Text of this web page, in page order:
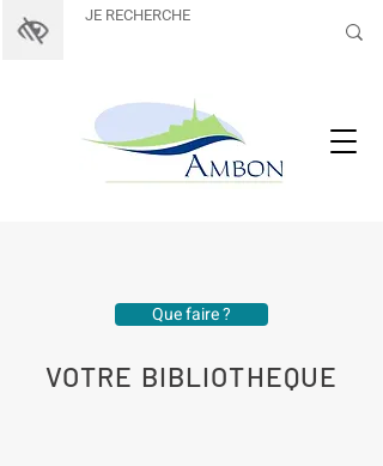
Que faire ?
VOTRE BIBLIOTHEQUE